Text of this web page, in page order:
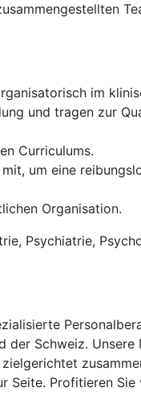
im
und tragen zur
Curriculums.
um eine
Organisation.
Psychiatrie,
der Schweiz. Unsere
Seite. Profitieren Sie